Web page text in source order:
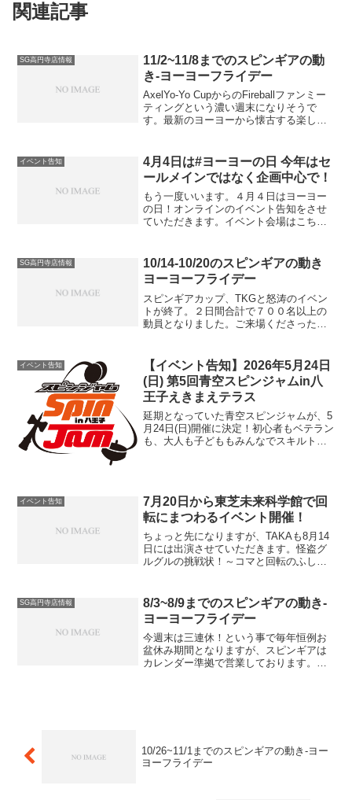
関連記事
SG高円寺店情報
11/2~11/8までのスピンギアの動
き-ヨーヨーフライデー
AxelYo-Yo CupからのFireballファンミー
ティングという濃い週末になりそうで
す。最新のヨーヨーから懐古する楽し
５０名突破。ファイヤーボールファンミ
ーティ...
イベント告知
4月4日は#ヨーヨーの日 今年はセ
ールメインではなく企画中心で！
もう一度いいます。４月４日はヨーヨー
の日！オンラインのイベント告知をさせ
ていただきます。イベント会場はこちら
打ててきてなかったのですが今年はヨー
ヨーの日記念の企画が揃い...
SG高円寺店情報
10/14-10/20のスピンギアの動き
ヨーヨーフライデー
スピンギアカップ、TKGと怒涛のイベン
トが終了。２日間合計で７００名以上の
動員となりました。ご来場くださった皆
好評先行販売したモデル。箱がまだあり
ませんがバインド用の...
イベント告知
【イベント告知】2026年5月24日
(日) 第5回青空スピンジャムin八
王子えきまえテラス
延期となっていた青空スピンジャムが、5
月24日(日)開催に決定！初心者もベテラン
も、大人も子どももみんなでスキルトイ
イベント告知
7月20日から東芝未来科学館で回
転にまつわるイベント開催！
ちょっと先になりますが、TAKAも8月14
日には出演させていただきます。怪盗グ
ルグルの挑戦状！～コマと回転のふしぎ
29(月)、8/5(月)、1...
SG高円寺店情報
8/3~8/9までのスピンギアの動き-
ヨーヨーフライデー
今週末は三連休！という事で毎年恒例お
盆休み期間となりますが、スピンギアは
カレンダー準拠で営業しております。次
10/26~11/1までのスピンギアの動き-ヨー
ヨーフライデー